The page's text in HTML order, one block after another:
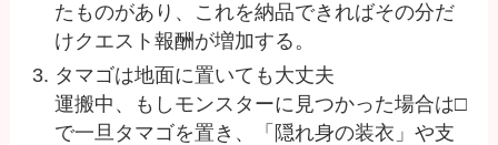
たものがあり、これを納品できればその分だ
けクエスト報酬が増加する。
タマゴは地面に置いても大丈夫
運搬中、もしモンスターに見つかった場合は□
で一旦タマゴを置き、「隠れ身の装衣」や支